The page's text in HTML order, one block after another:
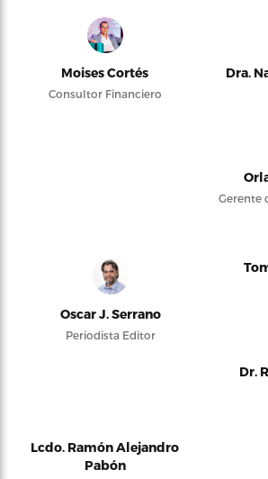
Moises Cortés
Consultor Financiero
Dra.
Gerente
Oscar J. Serrano
Periodista Editor
Dr.
Lcdo. Ramón Alejandro
Pabón